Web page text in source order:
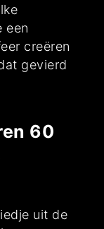
een
creëren
gevierd
60
uit de